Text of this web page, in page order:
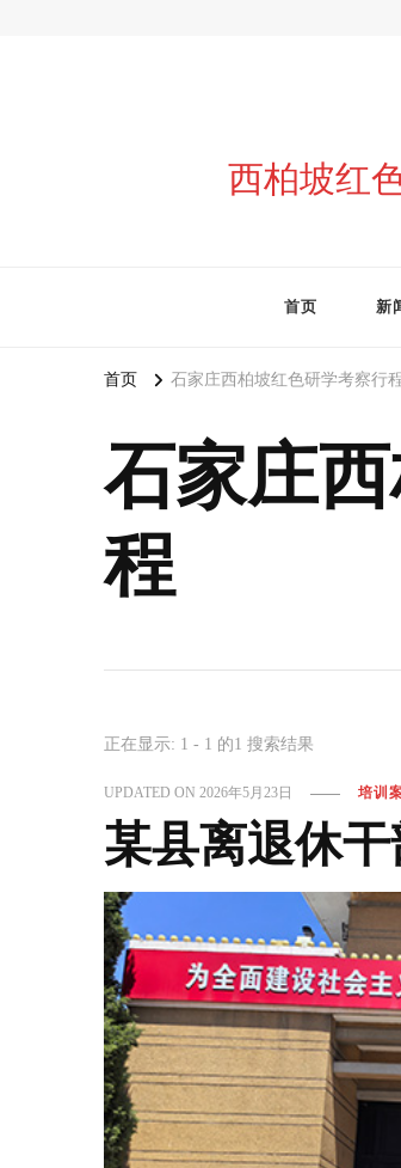
西柏坡红
首页 新
首页 石家庄西柏坡红色研学考察行
石家庄
程
正在显示: 1 - 1 的1 搜索结果
UPDATED ON2026年5月23日 培训
某县离退休